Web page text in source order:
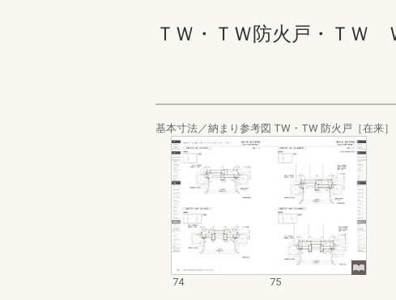
ＴＷ・ＴＷ防火戸・ＴＷ
基本寸法／納まり参考図 TW・TW 防火戸［在来］
74 75